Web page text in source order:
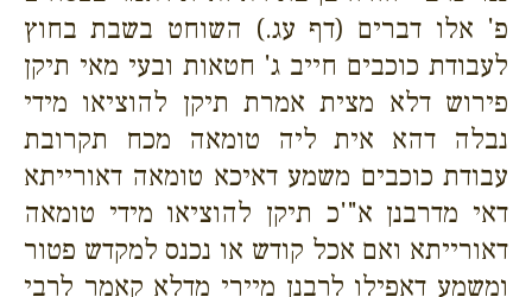
פ' אלו דברים (דף עג.) השוחט בשבת בחוץ
לעבודת כוכבים חייב ג' חטאות ובעי מאי תיקן
פירוש דלא מצית אמרת תיקן להוציאו מידי
נבלה דהא אית ליה טומאה מכח תקרובת
עבודת כוכבים משמע דאיכא טומאה דאורייתא
דאי מדרבנן א"'כ תיקן להוציאו מידי טומאה
דאורייתא ואם אכל קודש או נכנס למקדש פטור
ומשמע דאפילו לרבנן מיירי מדלא קאמר לרבי